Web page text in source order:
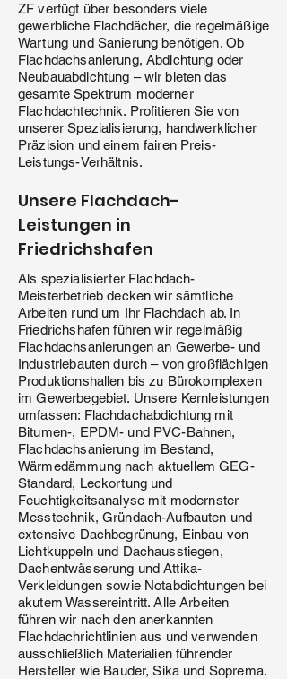
ZF verfügt über besonders viele
gewerbliche Flachdächer, die regelmäßige
Wartung und Sanierung benötigen. Ob
Flachdachsanierung, Abdichtung oder
Neubauabdichtung – wir bieten das
gesamte Spektrum moderner
Flachdachtechnik. Profitieren Sie von
unserer Spezialisierung, handwerklicher
Präzision und einem fairen Preis-
Leistungs-Verhältnis.
Unsere Flachdach-
Leistungen in
Friedrichshafen
Als spezialisierter Flachdach-
Meisterbetrieb decken wir sämtliche
Arbeiten rund um Ihr Flachdach ab. In
Friedrichshafen führen wir regelmäßig
Flachdachsanierungen an Gewerbe- und
Industriebauten durch – von großflächigen
Produktionshallen bis zu Bürokomplexen
im Gewerbegebiet. Unsere Kernleistungen
umfassen: Flachdachabdichtung mit
Bitumen-, EPDM- und PVC-Bahnen,
Flachdachsanierung im Bestand,
Wärmedämmung nach aktuellem GEG-
Standard, Leckortung und
Feuchtigkeitsanalyse mit modernster
Messtechnik, Gründach-Aufbauten und
extensive Dachbegrünung, Einbau von
Lichtkuppeln und Dachausstiegen,
Dachentwässerung und Attika-
Verkleidungen sowie Notabdichtungen bei
akutem Wassereintritt. Alle Arbeiten
führen wir nach den anerkannten
Flachdachrichtlinien aus und verwenden
ausschließlich Materialien führender
Hersteller wie Bauder, Sika und Soprema.